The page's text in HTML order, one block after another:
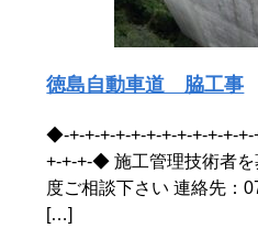
徳島自動車道 脇工事
◆-+-+-+-+-+-+-+-+-+-+-+-+-
+-+-+-◆ 施工管理技術者
度ご相談下さい 連絡先：
[…]